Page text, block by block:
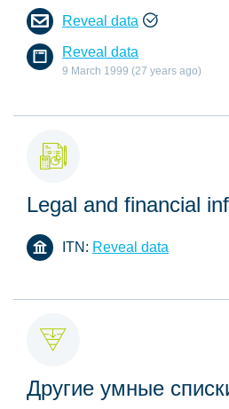
Reveal data
Reveal data
9 March 1999 (27 years ago)
Legal and financial
ITN: Reveal data
Другие умные